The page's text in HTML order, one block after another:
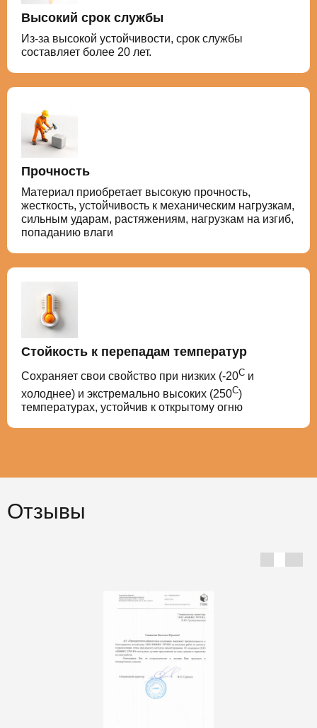
Высокий срок службы
Из-за высокой устойчивости, срок службы
составляет более 20 лет.
Прочность
Материал приобретает высокую прочность,
жесткость, устойчивость к механическим нагрузкам,
сильным ударам, растяжениям, нагрузкам на изгиб,
попаданию влаги
Стойкость к перепадам температур
Сохраняет свои свойство при низких (-20С и
холоднее) и экстремально высоких (250С)
температурах, устойчив к открытому огню
Отзывы